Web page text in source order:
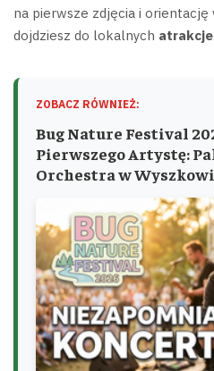
na pierwsze zdjęcia i orientację
dojdziesz do lokalnych atrakcje
ZOBACZ RÓWNIEŻ:
Bug Nature Festival
Pierwszego Artystę:
Orchestra w